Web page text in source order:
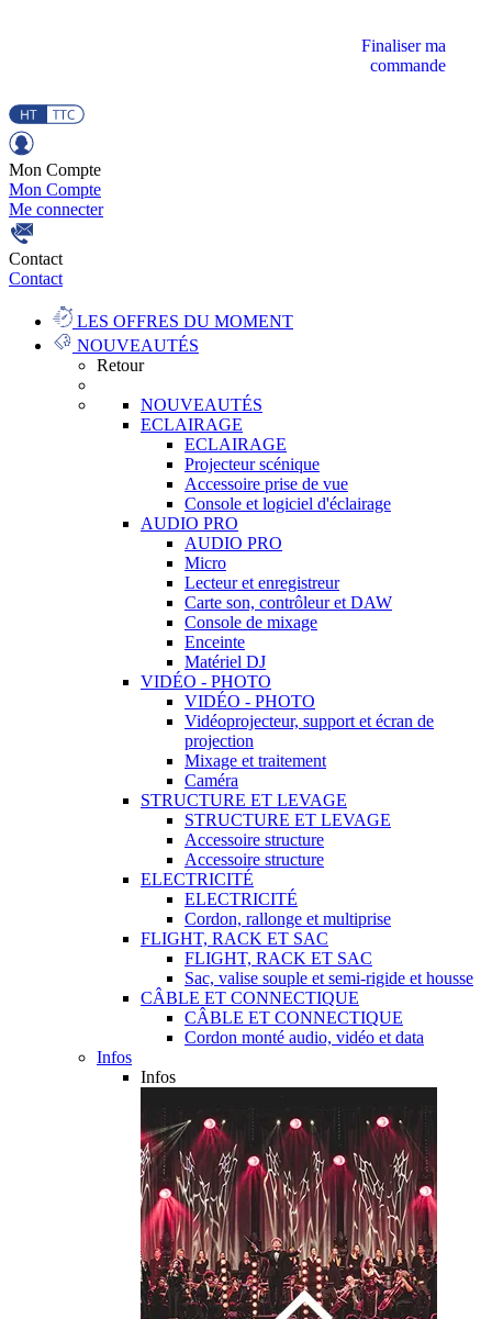
Finaliser ma
commande
Mon Compte
Mon Compte
Me connecter
Contact
Contact
LES OFFRES DU MOMENT
NOUVEAUTÉS
Retour
NOUVEAUTÉS
ECLAIRAGE
ECLAIRAGE
Projecteur scénique
Accessoire prise de vue
Console et logiciel d'éclairage
AUDIO PRO
AUDIO PRO
Micro
Lecteur et enregistreur
Carte son, contrôleur et DAW
Console de mixage
Enceinte
Matériel DJ
VIDÉO - PHOTO
VIDÉO - PHOTO
Vidéoprojecteur, support et écran de
projection
Mixage et traitement
Caméra
STRUCTURE ET LEVAGE
STRUCTURE ET LEVAGE
Accessoire structure
Accessoire structure
ELECTRICITÉ
ELECTRICITÉ
Cordon, rallonge et multiprise
FLIGHT, RACK ET SAC
FLIGHT, RACK ET SAC
Sac, valise souple et semi-rigide et housse
CÂBLE ET CONNECTIQUE
CÂBLE ET CONNECTIQUE
Cordon monté audio, vidéo et data
Infos
Infos